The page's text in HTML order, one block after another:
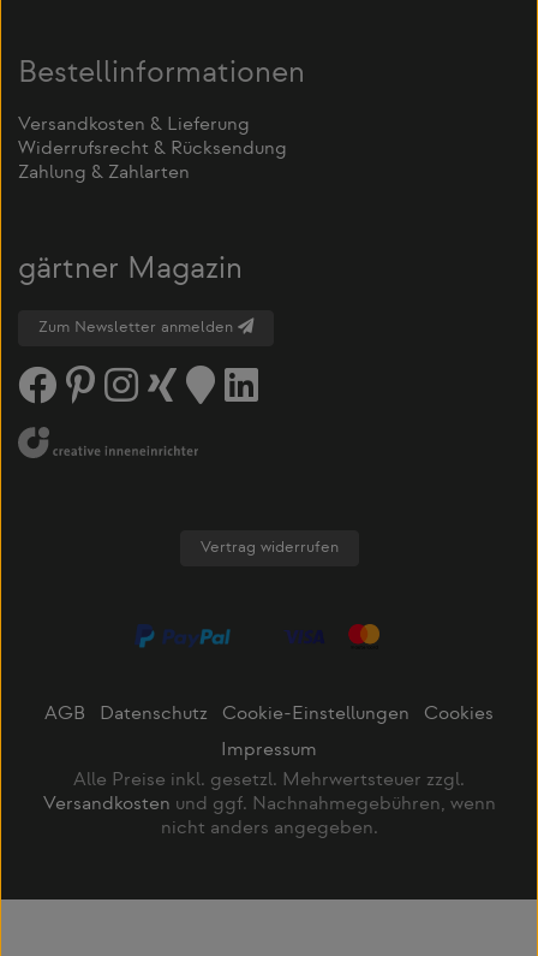
Bestellinformationen
Versandkosten & Lieferung
Widerrufsrecht & Rücksendung
Zahlung & Zahlarten
gärtner Magazin
Zum Newsletter anmelden
Vertrag widerrufen
AGB Datenschutz Cookie-Einstellungen
Cookies
Impressum
Alle Preise inkl. gesetzl. Mehrwertsteuer zzgl.
Versandkosten und ggf. Nachnahmegebühren, wenn
nicht anders angegeben.